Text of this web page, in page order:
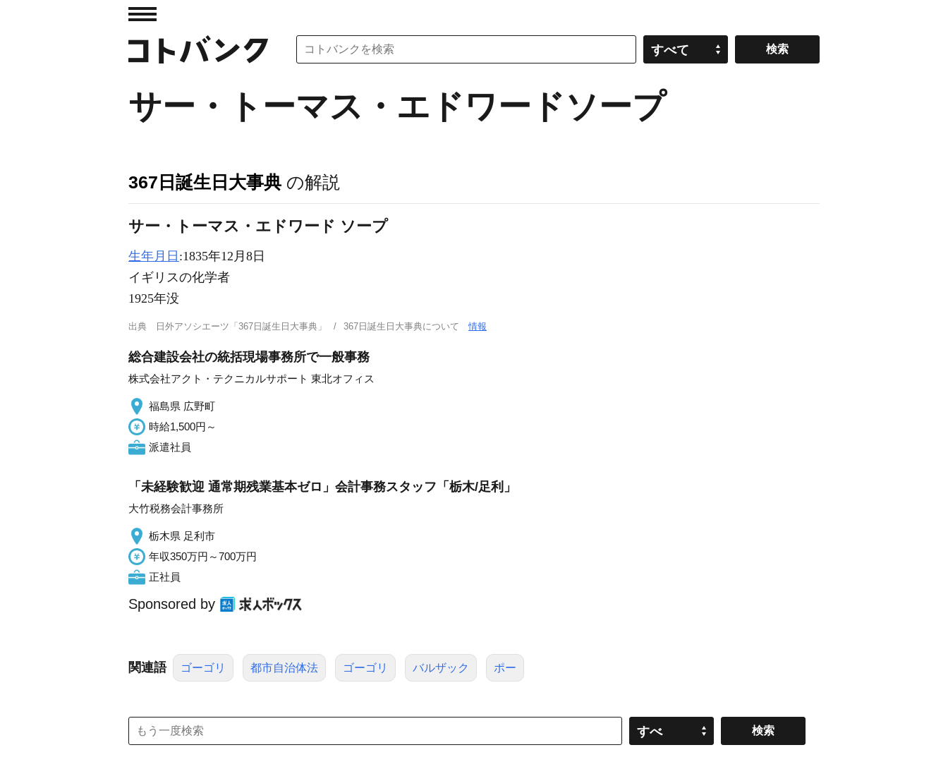
すべて
サー・トーマス・エドワードソープ
367日誕生日大事典 の解説
サー・トーマス・エドワード ソープ
生年月日 :1835年12月8日
イギリスの化学者
1925年没
出典 日外アソシエーツ「367日誕生日大事典」 367日誕生日大事典について情報
総合建設会社の統括現場事務所で一般事務
株式会社アクト・テクニカルサポート 東北オフィス
福島県 広野町
時給1,500円～
派遣社員
「未経験歓迎 通常期残業基本ゼロ」会計事務スタッフ「栃木/足利」
大竹税務会計事務所
栃木県 足利市
年収350万円～700万円
正社員
Sponsored by
関連語 ゴーゴリ 都市自治体法 ゴーゴリ バルザック ポー
すべ